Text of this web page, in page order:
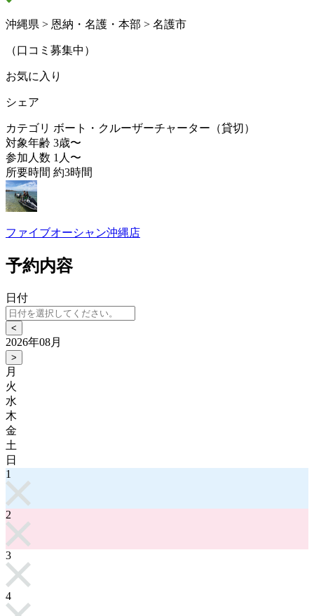
沖縄県 > 恩納・名護・本部 > 名護市
（口コミ募集中）
お気に入り
シェア
カテゴリ ボート・クルーザーチャーター（貸切）
対象年齢 3歳〜
参加人数 1人〜
所要時間 約3時間
ファイブオーシャン沖縄店
予約内容
日付
<
2026年08月
>
月
火
水
木
金
土
日
1
2
3
4